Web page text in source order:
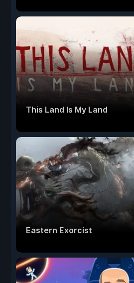
This Land Is My Land
Eastern Exorcist